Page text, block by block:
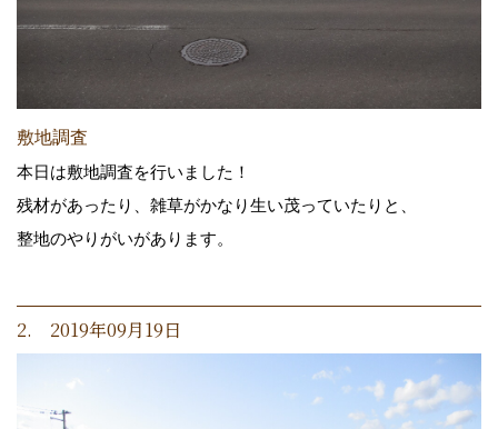
敷地調査
本日は敷地調査を行いました！
残材があったり、雑草がかなり生い茂っていたりと、
整地のやりがいがあります。
2. 2019年09月19日